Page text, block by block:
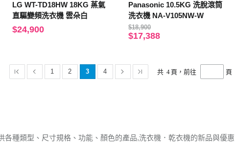
LG WT-TD18HW 18KG 蒸氣
直驅變頻洗衣機 雲朵白
$24,900
Panasonic 10.5KG 洗脫滾筒
洗衣機 NA-V105NW-W
$18,900
$17,388
1 2 3 4 共 4 頁，前往 頁
各種類型、尺寸規格、功能、顏色的產品,洗衣機．乾衣機的新品與優